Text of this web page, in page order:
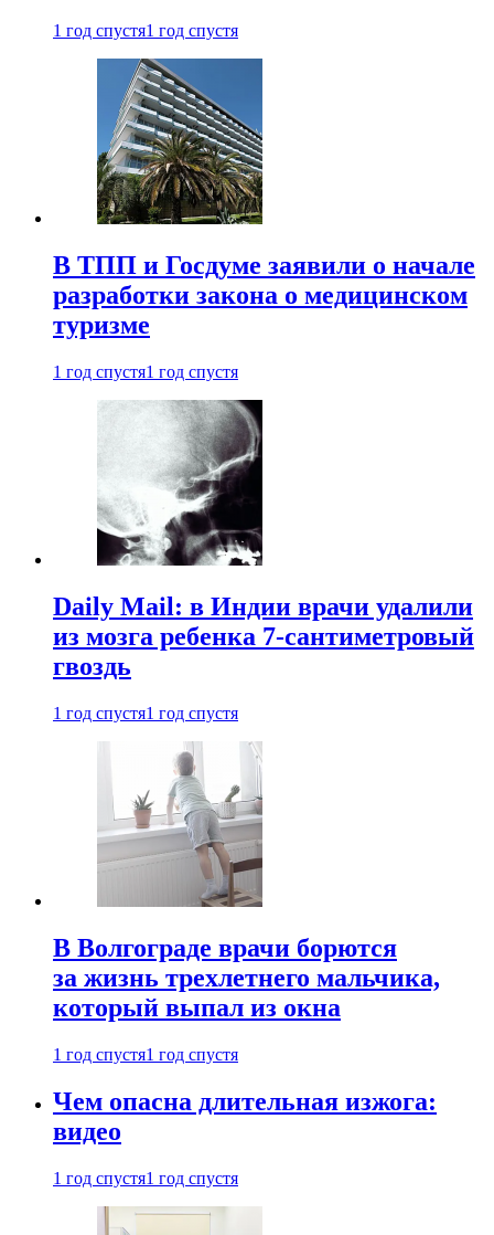
1 год спустя1 год спустя
В ТПП и Госдуме заявили о начале
разработки закона о медицинском
туризме
1 год спустя1 год спустя
Daily Mail: в Индии врачи удалили
из мозга ребенка 7-сантиметровый
гвоздь
1 год спустя1 год спустя
В Волгограде врачи борются
за жизнь трехлетнего мальчика,
который выпал из окна
1 год спустя1 год спустя
Чем опасна длительная изжога:
видео
1 год спустя1 год спустя